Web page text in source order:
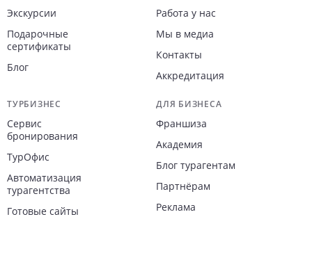
Экскурсии
Подарочные
сертификаты
Блог
Работа у нас
Мы в медиа
Контакты
Аккредитация
ТУРБИЗНЕС
Сервис
бронирования
ТурОфис
Автоматизация
турагентства
Готовые сайты
ДЛЯ БИЗНЕСА
Франшиза
Академия
Блог турагентам
Партнёрам
Реклама